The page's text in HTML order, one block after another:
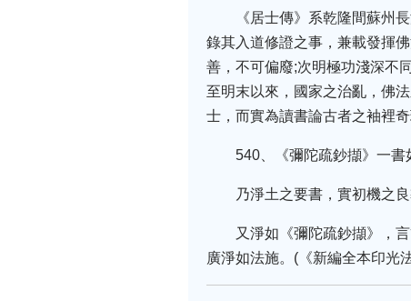
《居士傳》系乾隆間蘇州
錄其入道修證之事，兼載發揮
善，不可偏廢;次明極功淺深不
至明末以來，國家之治亂，佛
士，而實為讀書論古者之袖裡
540、《彌陀疏鈔擷》一書
乃淨土之要書，實初機之良
又淨如《彌陀疏鈔擷》，
廣淨如法施。(《新編全本印光